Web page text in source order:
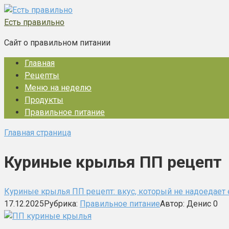
Перейти
к
Есть правильно
Сайт о правильном питании
Главная
Рецепты
Меню на неделю
Продукты
Правильное питание
Главная страница
Куриные крылья ПП рецепт
Куриные крылья ПП рецепт: вкус, который не
17.12.2025Рубрика: Правильное питаниеАвтор: Денис 0